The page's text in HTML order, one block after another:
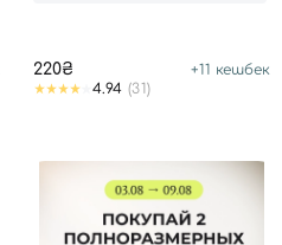
220₴ +11 кешбек
4.94 (31)